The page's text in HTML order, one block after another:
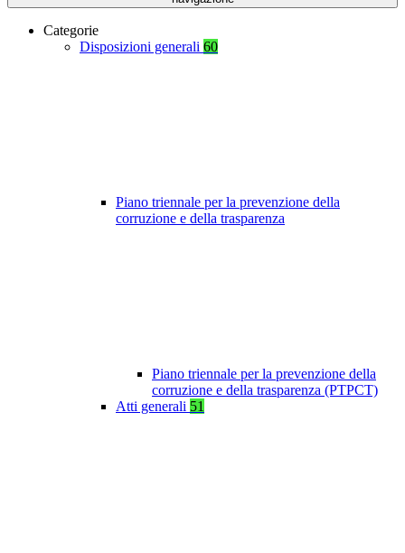
Categorie
Disposizioni generali 60
Piano triennale per la prevenzione della
corruzione e della trasparenza
Piano triennale per la prevenzione della
corruzione e della trasparenza (PTPCT)
Atti generali 51